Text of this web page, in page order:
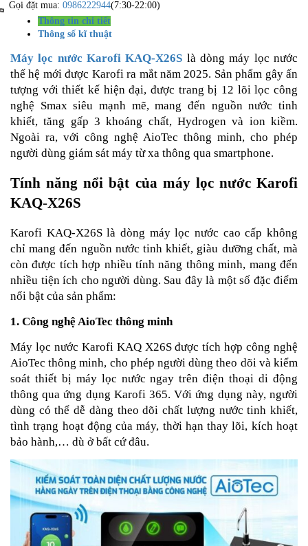
Gọi đặt mua: 0986222944(7:30-22:00)
Thông tin chi tiết
Thông số kĩ thuật
Máy lọc nước Karofi KAQ-X26S là dòng máy lọc nước
thế hệ mới được Karofi ra mắt năm 2025. Sản phẩm gây ấn
tượng với thiết kế hiện đại, được trang bị 12 lõi lọc công
nghệ Smax siêu mạnh mẽ, mang đến nguồn nước tinh
khiết, tăng gấp 3 khoáng chất, Hydrogen và ion kiềm.
Ngoài ra, với công nghệ AioTec thông minh, cho phép
người dùng giám sát máy từ xa thông qua smartphone.
Tính năng nổi bật của máy lọc nước Karofi
KAQ-X26S
Karofi KAQ-X26S là dòng máy lọc nước cao cấp không
chỉ mang đến nguồn nước tinh khiết, giàu dưỡng chất, mà
còn được tích hợp nhiều tính năng thông minh, mang đến
nhiều tiện ích cho người dùng. Sau đây là một số đặc điểm
nổi bật của sản phẩm:
1. Công nghệ AioTec thông minh
Máy lọc nước Karofi KAQ X26S được tích hợp công nghệ
AioTec thông minh, cho phép người dùng theo dõi và kiểm
soát thiết bị máy lọc nước ngay trên điện thoại di động
thông qua ứng dụng Karofi 365. Với ứng dụng này, người
dùng có thể dễ dàng theo dõi chất lượng nước tinh khiết,
tình trạng hoạt động của máy, thời hạn thay lõi, kích hoạt
bảo hành,… dù ở bất cứ đâu.